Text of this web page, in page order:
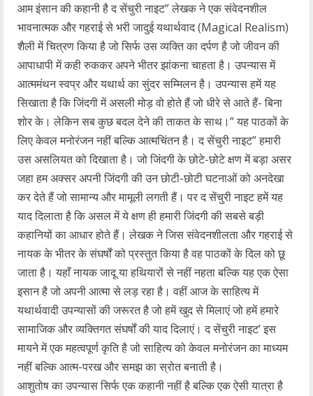
आम इंसान की कहानी है द सेंचुरी नाइट” लेखक ने एक संवेदनशील
भावनात्मक और गहराई से भरी जादुई यथार्थवाद (Magical Realism)
शैली में चित्रण किया है जो सिर्फ उस व्यक्ति का दर्पण है जो जीवन की
आपाधापी में कही रुककर अपने भीतर झांकना चाहता है। उपन्यास में
आत्ममंथन स्वप्र और यथार्थ का सुंदर सम्मिलन है। उपन्यास हमें यह
सिखाता है कि जिंदगी में असली मोड़ वो होते हैं जो धीरे से आते हैं- बिना
शोर के। लेकिन सब कुछ बदल देने की ताकत के साथ।” यह पाठकों के
लिए केवल मनोरंजन नहीं बल्कि आत्मचिंतन है। द सेंचुरी नाइट” हमारी
उस असलियत को दिखाता है। जो जिंदगी के छोटे-छोटे क्षण में बड़ा असर
जहा हम अक्सर अपनी जिंदगी की उन छोटी-छोटी घटनाओं को अनदेखा
कर देते हैं जो सामान्य और मामूली लगती हैं। पर द सेंचुरी नाइट हमें यह
याद दिलाता है कि असल में ये क्षण ही हमारी जिंदगी की सबसे बड़ी
कहानियों का आधार होते हैं। लेखक ने जिस संवेदनशीलता और गहराई से
नायक के भीतर के संघर्षों को प्रस्तुत किया है वह पाठकों के दिल को छू
जाता है। यहाँ नायक जादू या हथियारों से नहीं नहता बल्कि यह एक ऐसा
इसान है जो अपनी आत्मा से लड़ रहा है। वहीं आज के साहित्य में
यथार्थवादी उपन्यासों की जरूरत है जो हमें खुद से मिलाएं जो हमें हमारे
सामाजिक और व्यक्तिगत संघर्षों की याद दिलाएं। द सेंचुरी नाइट’ इस
मायने में एक महत्वपूर्ण कृति है जो साहित्य को केवल मनोरंजन का माध्यम
नहीं बल्कि आत्म-परख और समझ का स्रोत बनाती है।
आशुतोष का उपन्यास सिर्फ एक कहानी नहीं है बल्कि एक ऐसी यात्रा है